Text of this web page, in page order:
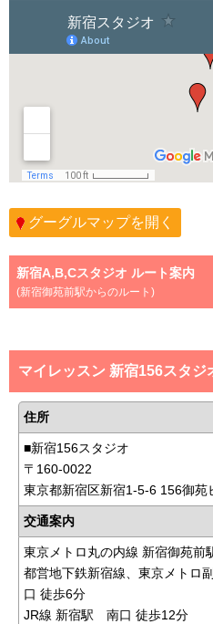
グーグルマップを開く
新宿A,B,Cスタジオ ルート案内
(新宿御苑前駅からのルート)
マイレッスン 新宿156スタジ
住所
■新宿156スタジオ
〒160-0022
東京都新宿区新宿1-5-6 156御苑
交通案内
東京メトロ丸の内線 新宿御苑
都営地下鉄新宿線、東京メトロ
口 徒歩6分
JR線 新宿駅 南口 徒歩12分